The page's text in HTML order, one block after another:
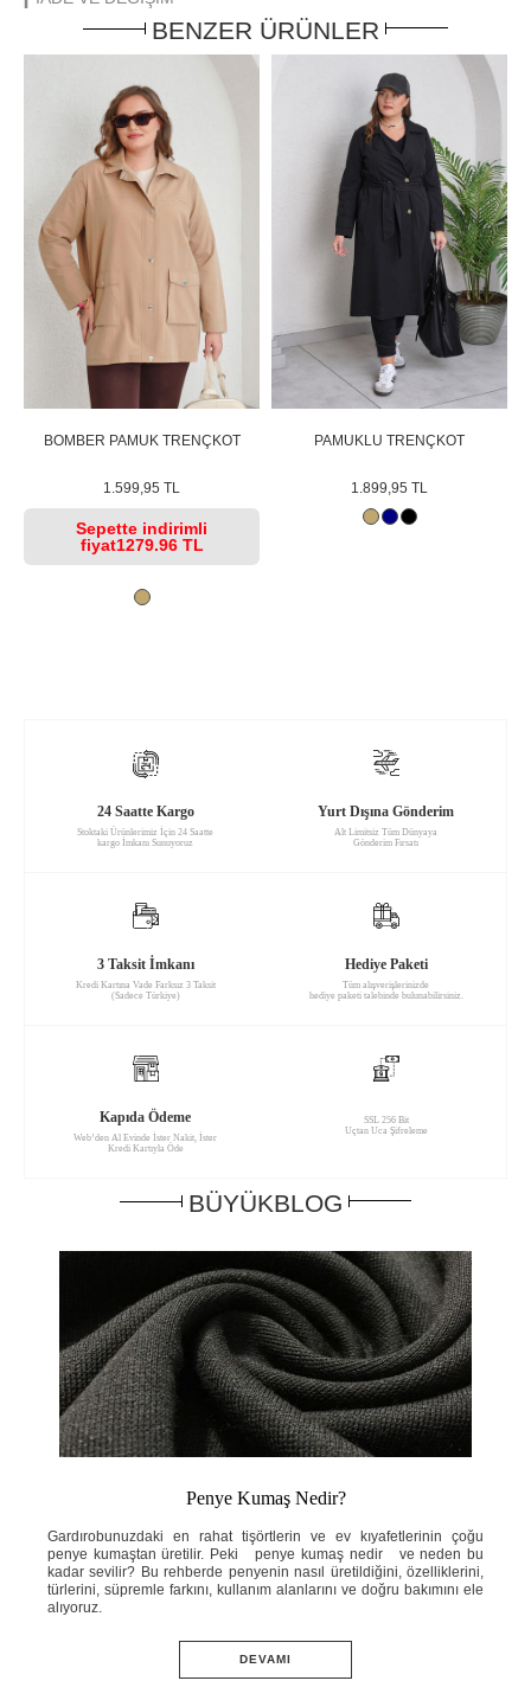
BENZER ÜRÜNLER
BOMBER PAMUK TRENÇKOT
1.599,95 TL
Sepette indirimli
fiyat1279.96 TL
PAMUKLU TRENÇKOT
1.899,95 TL
24 Saatte Kargo
Stoktaki Ürünlerimiz İçin 24 Saatte
kargo İmkanı Sunuyoruz
Yurt Dışına Gönderim
Alt Limitsiz Tüm Dünyaya
Gönderim Fırsatı
3 Taksit İmkanı
Kredi Kartına Vade Farksız 3 Taksit
(Sadece Türkiye)
Hediye Paketi
Tüm alışverişlerinizde
hediye paketi talebinde bulunabilirsiniz.
Kapıda Ödeme
Web’den Al Evinde İster Nakit, İster
Kredi Kartıyla Öde
SSL 256 Bit
Uçtan Uca Şifreleme
BÜYÜKBLOG
Penye Kumaş Nedir?
Gardırobunuzdaki en rahat tişörtlerin ve ev kıyafetlerinin çoğu
penye kumaştan üretilir. Peki penye kumaş nedir ve neden bu
kadar sevilir? Bu rehberde penyenin nasıl üretildiğini, özelliklerini,
türlerini, süpremle farkını, kullanım alanlarını ve doğru bakımını ele
alıyoruz.
DEVAMI